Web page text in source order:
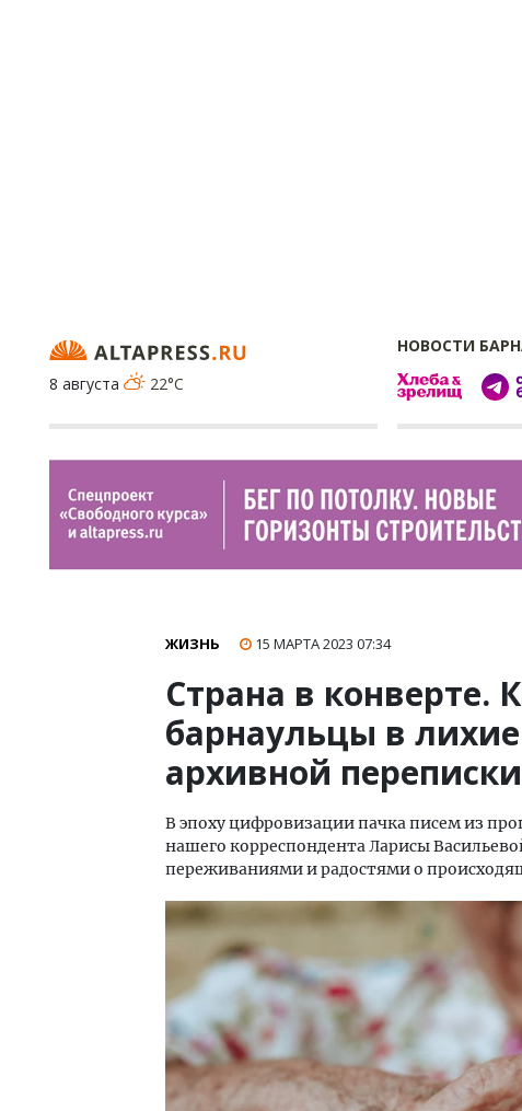
НОВОСТИ
8 августа
22°C
ЖИЗНЬ 15 МАРТА 2023 07:34
Страна в конверте.
барнаульцы в
архивной переписки
В эпоху цифровизации пачка писем из
нашего корреспондента Ларисы
переживаниями и радостями о